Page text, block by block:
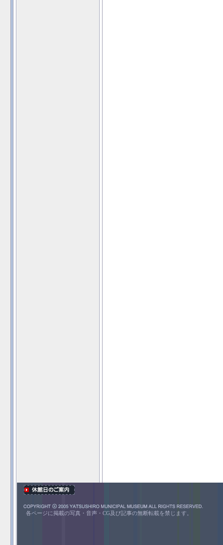
各ページに掲載の写真・音声・CG及び記事の無断転載を禁じます。